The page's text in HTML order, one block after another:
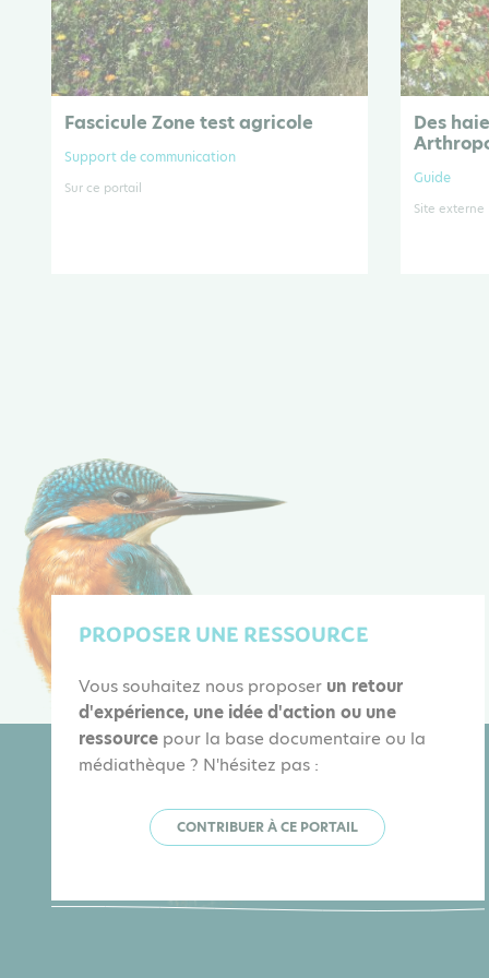
Fascicule Zone test agricole
Support de communication
Sur ce portail
Des
Guide
Site externe
PROPOSER UNE RESSOURCE
Vous souhaitez nous proposer un retour
d'expérience, une idée d'action ou une
ressource pour la base documentaire ou la
médiathèque ? N'hésitez pas :
CONTRIBUER À CE PORTAIL